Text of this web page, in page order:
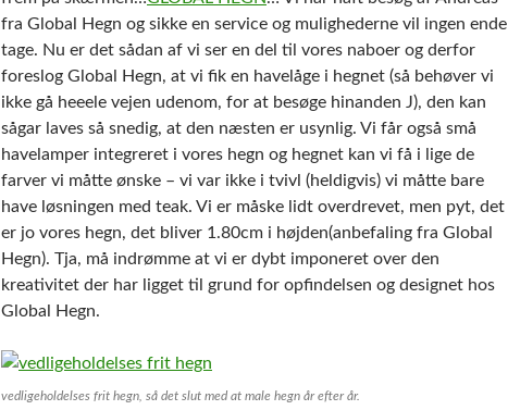
fra Global Hegn og sikke en service og mulighederne vil ingen ende
tage. Nu er det sådan af vi ser en del til vores naboer og derfor
foreslog Global Hegn, at vi fik en havelåge i hegnet (så behøver vi
ikke gå heeele vejen udenom, for at besøge hinanden J), den kan
sågar laves så snedig, at den næsten er usynlig. Vi får også små
havelamper integreret i vores hegn og hegnet kan vi få i lige de
farver vi måtte ønske – vi var ikke i tvivl (heldigvis) vi måtte bare
have løsningen med teak. Vi er måske lidt overdrevet, men pyt, det
er jo vores hegn, det bliver 1.80cm i højden(anbefaling fra Global
Hegn). Tja, må indrømme at vi er dybt imponeret over den
kreativitet der har ligget til grund for opfindelsen og designet hos
Global Hegn.
vedligeholdelses frit hegn, så det slut med at male hegn år efter år.